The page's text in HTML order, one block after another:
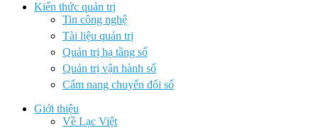
Kiến thức quản trị
Tin công nghệ
Tài liệu quản trị
Quản trị hạ tầng số
Quản trị vận hành số
Cẩm nang chuyển đổi số
Giới thiệu
Về Lạc Việt